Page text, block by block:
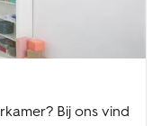
Bij ons vind